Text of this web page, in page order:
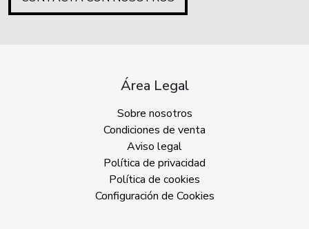
Área Legal
Sobre nosotros
Condiciones de venta
Aviso legal
Política de privacidad
Política de cookies
Configuración de Cookies